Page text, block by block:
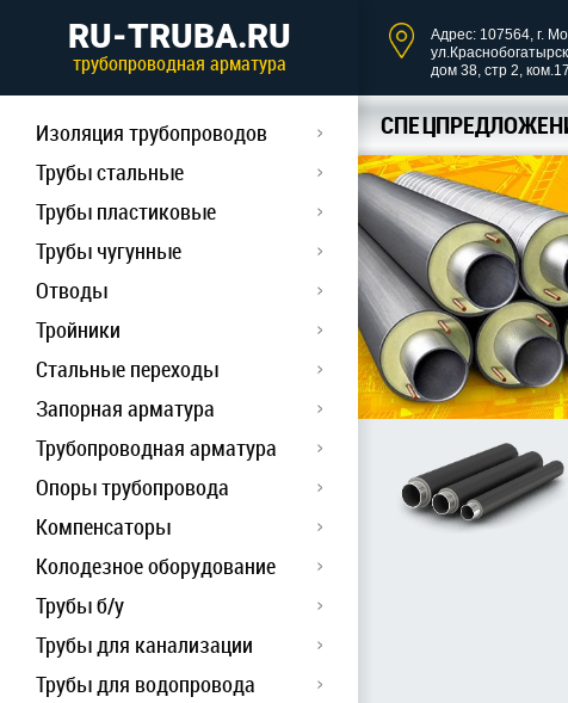
RU-TRUBA.RU
трубопроводная арматура
Изоляция трубопроводов
Трубы стальные
Трубы пластиковые
Трубы чугунные
Отводы
Тройники
Стальные переходы
Запорная арматура
Трубопроводная арматура
Опоры трубопровода
Компенсаторы
Колодезное оборудование
Трубы б/у
Трубы для канализации
Трубы для водопровода
Адрес: 107564, г.
дом 38, стр 2, ком.17